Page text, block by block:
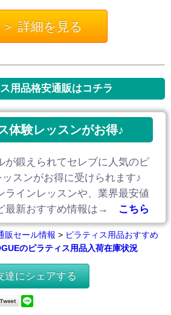
＞ 詳細を見る
用品格安通販はコチラ
体験レッスンがお得♪
が鍛えられてセレブに人気のピ
スンがお得に受けられます♪
ラインレッスンや、業界最安値
最新おすすめ情報は→
こちら
販セール情報 > ピラティス用品おすすめ
のピラティス用品入荷在庫状況
達にシェアする